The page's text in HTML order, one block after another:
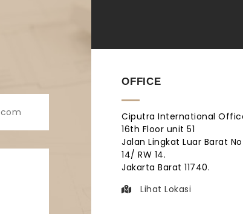
OFFICE
Ciputra International
16th Floor unit 51
Jalan Lingkat Luar Barat No
14/ RW 14.
Jakarta Barat 11740.
Lihat Lokasi